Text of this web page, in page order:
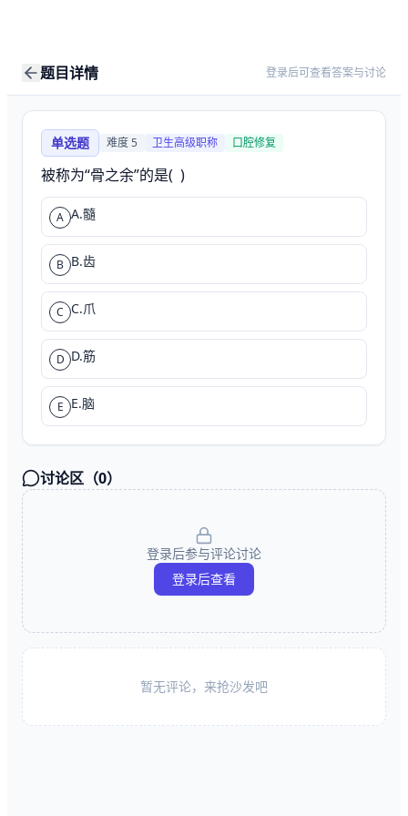
题目详情 登录后可查看答案与讨论
单选题 难度5 卫生高级职称 口腔修复
被称为“骨之余”的是(  )
A A.髓
B B.齿
C C.爪
D D.筋
E E.脑
讨论区（0）
登录后参与评论讨论
登录后查看
暂无评论，来抢沙发吧